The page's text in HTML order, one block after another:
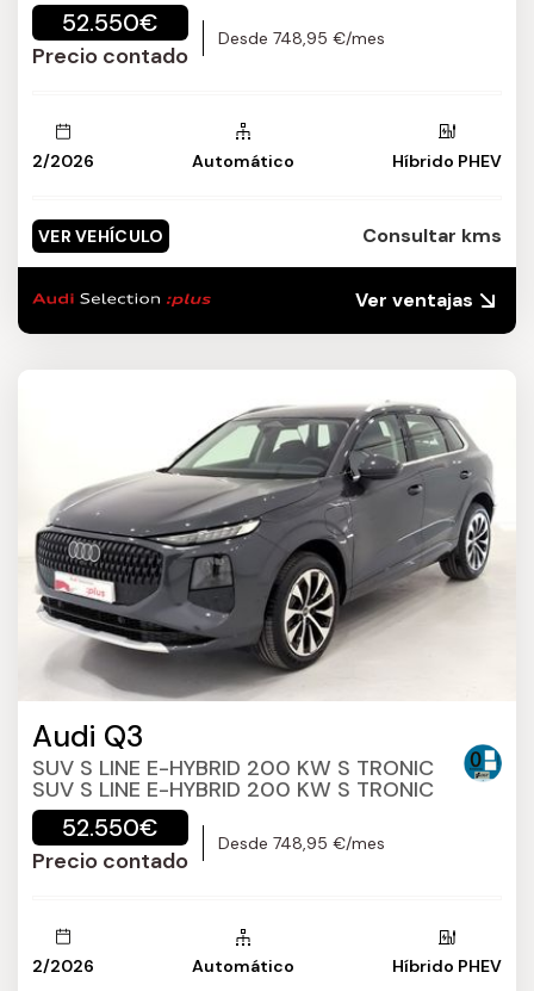
52.550€
Precio contado
Desde 748,95 €/mes
2/2026 Automático Híbrido PHEV
VER VEHÍCULO Consultar kms
Ver ventajas
Audi Q3
SUV S LINE E-HYBRID 200 KW S TRONIC
SUV S LINE E-HYBRID 200 KW S TRONIC
52.550€
Precio contado
Desde 748,95 €/mes
2/2026 Automático Híbrido PHEV